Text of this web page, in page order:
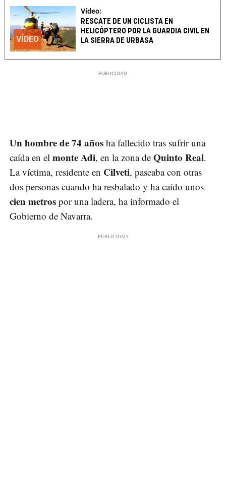
VÍDEO
Vídeo:
RESCATE DE UN CICLISTA EN
HELICÓPTERO POR LA GUARDIA CIVIL EN
LA SIERRA DE URBASA
Un hombre de 74 años ha fallecido tras sufrir una
caída en el monte Adi, en la zona de Quinto Real.
La víctima, residente en Cilveti, paseaba con otras
dos personas cuando ha resbalado y ha caído unos
cien metros por una ladera, ha informado el
Gobierno de Navarra.